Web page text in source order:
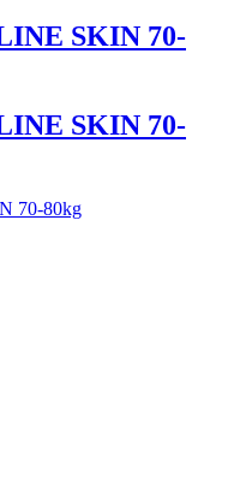
SKIN 70-
SKIN 70-